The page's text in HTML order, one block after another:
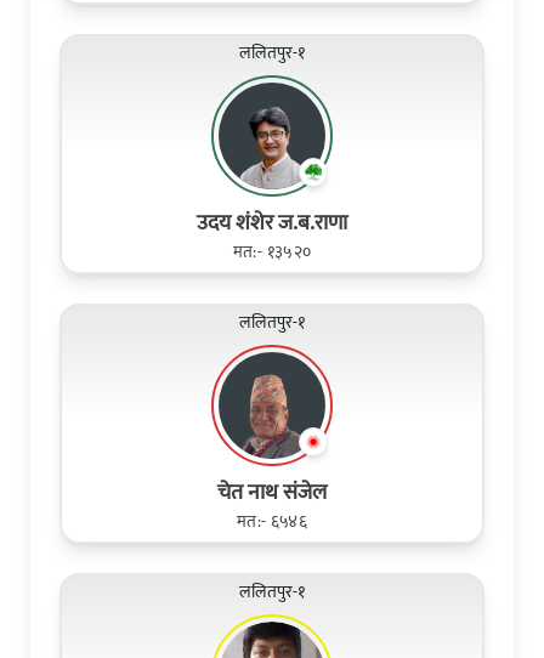
ललितपुर-१
उदय शंशेर ज.ब.राणा
मत:- १३५२०
ललितपुर-१
चेत नाथ संजेल
मत:- ६५४६
ललितपुर-१